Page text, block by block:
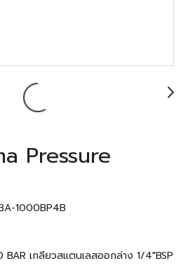
Pressure
1000BP4B
เกลียวสแตนเลสออกล่าง 1/4"BSP